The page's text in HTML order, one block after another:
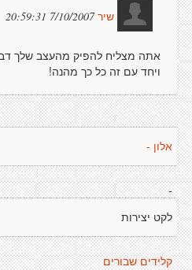
שיר7/10/2007 20:59:31
אתה מצליח להפיק מהעצב שלך
ויחד עם זה כל כך מהנה!
אלון -
-
לקט יצירות
קלידים שבורים